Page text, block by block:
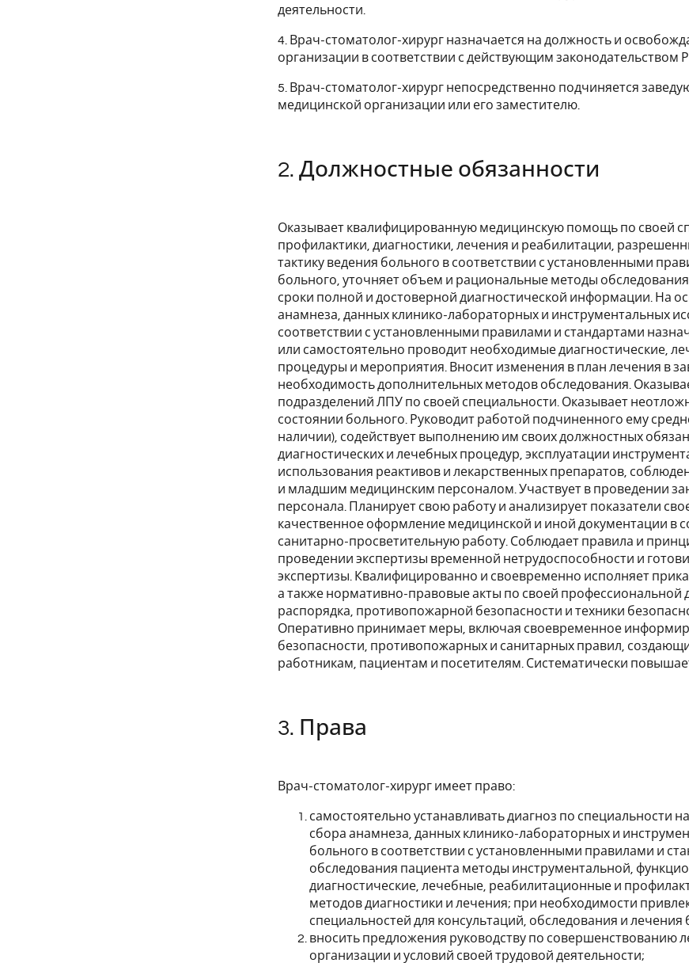
деятельности.
4. Врач-стоматолог-хирург назначается на должность и
организации в соответствии с действующим законодательством
5. Врач-стоматолог-хирург непосредственно подчиняется
медицинской организации или его заместителю.
2. Должностные обязанности
Оказывает квалифицированную медицинскую помощь по своей
профилактики, диагностики, лечения и реабилитации,
тактику ведения больного в соответствии с установленными
больного, уточняет объем и рациональные методы
сроки полной и достоверной диагностической информации. На
анамнеза, данных клинико-лабораторных и инструментальных
соответствии с установленными правилами и стандартами
или самостоятельно проводит необходимые диагностические,
процедуры и мероприятия. Вносит изменения в план лечения в
необходимость дополнительных методов обследования.
подразделений ЛПУ по своей специальности. Оказывает
состоянии больного. Руководит работой подчиненного ему
наличии), содействует выполнению им своих должностных
диагностических и лечебных процедур, эксплуатации
использования реактивов и лекарственных препаратов,
и младшим медицинским персоналом. Участвует в проведении
персонала. Планирует свою работу и анализирует показатели
качественное оформление медицинской и иной документации в
санитарно-просветительную работу. Соблюдает правила и
проведении экспертизы временной нетрудоспособности и
экспертизы. Квалифицированно и своевременно исполняет
а также нормативно-правовые акты по своей профессиональной
распорядка, противопожарной безопасности и техники
Оперативно принимает меры, включая своевременное
безопасности, противопожарных и санитарных правил,
работникам, пациентам и посетителям. Систематически
3. Права
Врач-стоматолог-хирург имеет право:
самостоятельно устанавливать диагноз по специальности
сбора анамнеза, данных клинико-лабораторных и
больного в соответствии с установленными правилами и
обследования пациента методы инструментальной,
диагностические, лечебные, реабилитационные и
методов диагностики и лечения; при необходимости
специальностей для консультаций, обследования и лечения
вносить предложения руководству по совершенствованию
организации и условий своей трудовой деятельности;